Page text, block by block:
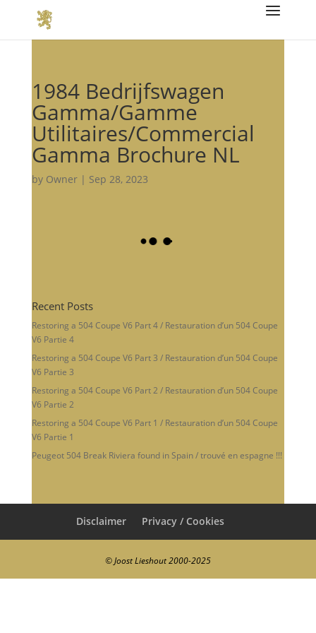
1984 Bedrijfswagen
Gamma/Gamme
Utilitaires/Commercial
Gamma Brochure NL
by Owner| Sep 28, 2023
Recent Posts
Restoring a 504 Coupe V6 Part 4 / Restauration d’un 504 Coupe
V6 Partie 4
Restoring a 504 Coupe V6 Part 3 / Restauration d’un 504 Coupe
V6 Partie 3
Restoring a 504 Coupe V6 Part 2 / Restauration d’un 504 Coupe
V6 Partie 2
Restoring a 504 Coupe V6 Part 1 / Restauration d’un 504 Coupe
V6 Partie 1
Peugeot 504 Break Riviera found in Spain / trouvé en espagne !!!
Disclaimer Privacy / Cookies
© Joost Lieshout 2000-2025